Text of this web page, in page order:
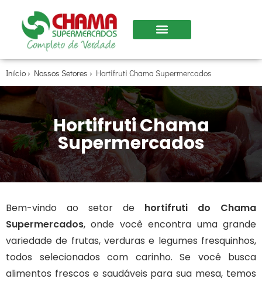
Início › Nossos Setores › Hortifruti Chama Supermercados
Hortifruti Chama
Supermercados
Bem-vindo ao setor de hortifruti do Chama
Supermercados, onde você encontra uma grande
variedade de frutas, verduras e legumes fresquinhos,
todos selecionados com carinho. Se você busca
alimentos frescos e saudáveis para sua mesa, temos